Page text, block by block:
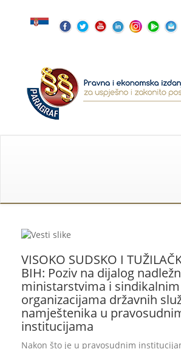
VISOKO SUDSKO I
BIH: Poziv na dijalog
ministarstvima i sindikalnim
organizacijama državnih
namještenika u
institucijama
Nakon što je u pravosudnim